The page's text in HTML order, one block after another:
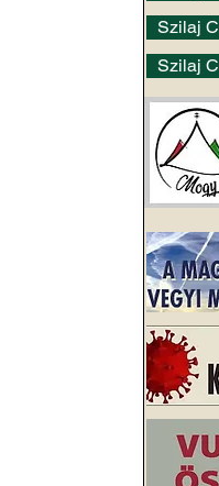
Szilaj
Szilaj